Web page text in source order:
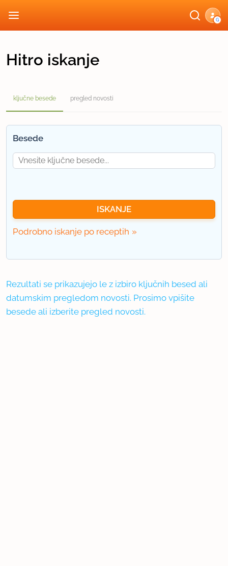
G
Hitro iskanje
ključne besede pregled novosti
Besede
Podrobno iskanje po receptih
Rezultati se prikazujejo le z izbiro ključnih besed ali
datumskim pregledom novosti. Prosimo vpišite
besede ali izberite pregled novosti.